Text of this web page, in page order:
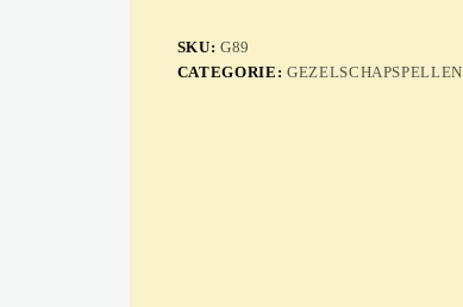
SKU:G89
CATEGORIE: GEZELSCHAPSPELLEN